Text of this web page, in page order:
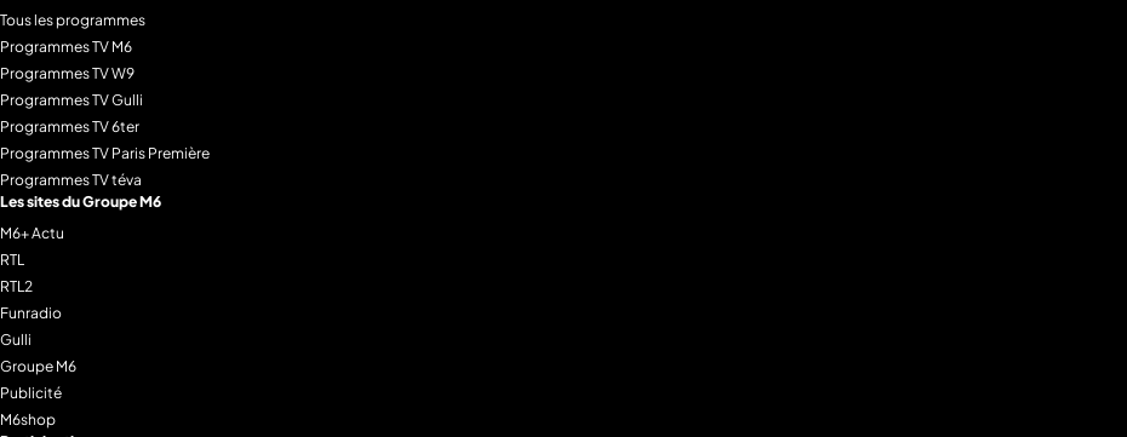
Tous les programmes
Programmes TV M6
Programmes TV W9
Programmes TV Gulli
Programmes TV 6ter
Programmes TV Paris Première
Programmes TV téva
Les sites du Groupe M6
M6+ Actu
RTL
RTL2
Funradio
Gulli
Groupe M6
Publicité
M6shop